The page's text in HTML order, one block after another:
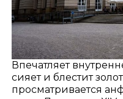
Впечатляет
сияет и блестит
просматривается